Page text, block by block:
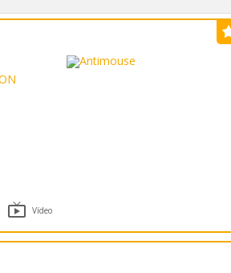
 Vídeo